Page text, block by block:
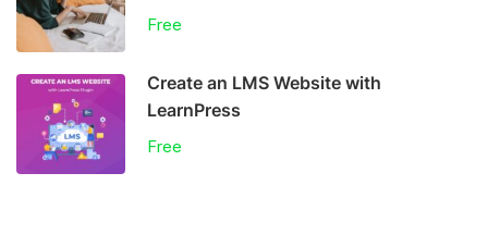
Free
Create an LMS Website with
LearnPress
Free